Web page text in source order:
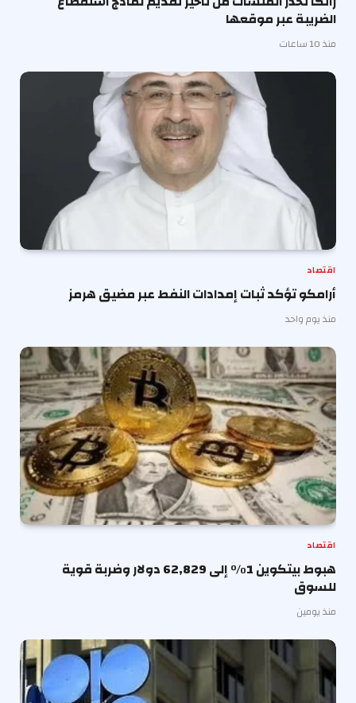
الضريبة عبر موقعها
منذ 10 ساعات
اقتصاد
أرامكو تؤكد ثبات إمدادات النفط عبر مضيق هرمز
منذ يوم واحد
اقتصاد
هبوط بيتكوين 1% إلى 62,829 دولار وضربة قوية
للسوق
منذ يومين